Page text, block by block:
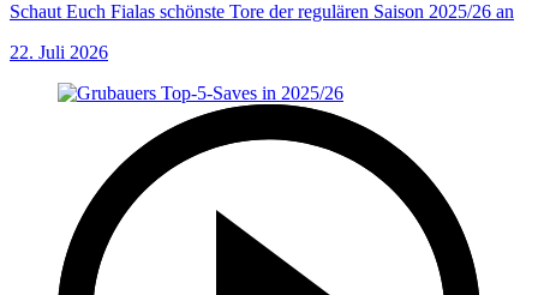
Schaut Euch Fialas schönste Tore der regulären Saison 2025/26 an
22. Juli 2026